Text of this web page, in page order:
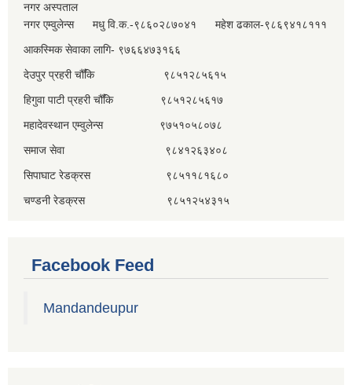
नगर अस्पताल
नगर एम्वुलेन्स मधु वि.क.-९८६०२८७०४१ महेश ढकाल-९८६९४१८१११
आकस्मिक सेवाका लागि- ९७६६४७३१६६
देउपुर प्रहरी चौँकि ९८५१२८५६१५
हिगुवा पाटी प्रहरी चौँकि ९८५१२८५६१७
महादेवस्थान एम्वुलेन्स ९७५१०५८०७८
समाज सेवा ९८४१२६३४०८
सिपाघाट रेडक्रस ९८५११८१६८०
चण्डनी रेडक्रस ९८५१२५४३१५
Facebook Feed
Mandandeupur